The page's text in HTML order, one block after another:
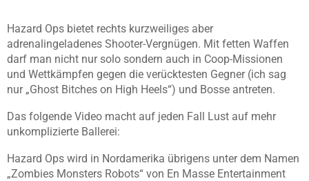
Hazard Ops bietet rechts kurzweiliges aber
adrenalingeladenes Shooter-Vergnügen. Mit fetten Waffen
darf man nicht nur solo sondern auch in Coop-Missionen
und Wettkämpfen gegen die verücktesten Gegner (ich sag
nur „Ghost Bitches on High Heels“) und Bosse antreten.
Das folgende Video macht auf jeden Fall Lust auf mehr
unkomplizierte Ballerei:
Hazard Ops wird in Nordamerika übrigens unter dem Namen
„Zombies Monsters Robots“ von En Masse Entertainment